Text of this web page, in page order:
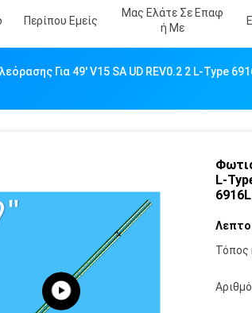
Περίπου Εμείς
Μας Ελάτε Σε Επαφ
Ή Με
Για 49' V15 SA UD REV0.2 2 L-Type
L-
Τόπος